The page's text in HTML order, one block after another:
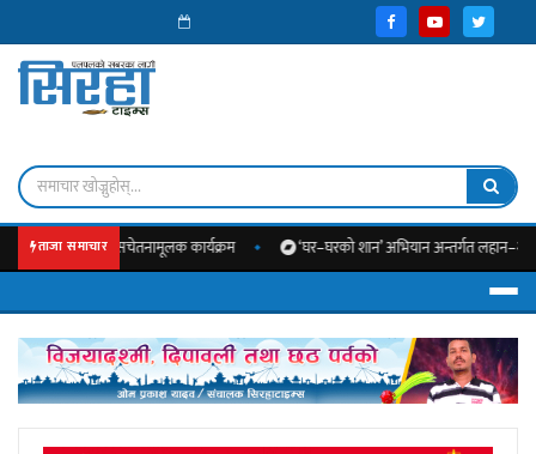
ताजा समाचार
कलेजमा सचेतनामूलक कार्यक्रम ‘घर–घरको शान’ अभियान अन्तर्गत लहान–२ मा